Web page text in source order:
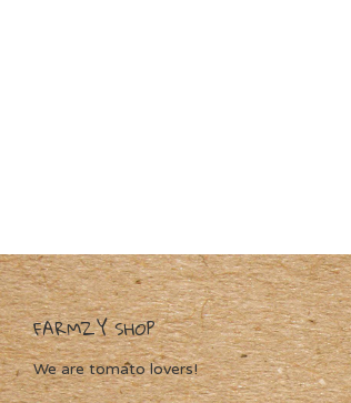
FARMZY SHOP
We are tomato lovers!